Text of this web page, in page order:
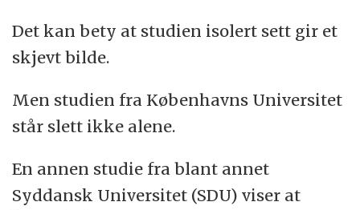
hvilket land man kommer fra enn hvilket
fakultet man er tilknyttet.
Det kan bety at studien isolert sett gir et
skjevt bilde.
Men studien fra Københavns Universitet
står slett ikke alene.
En annen studie fra blant annet
Syddansk Universitet (SDU) viser at